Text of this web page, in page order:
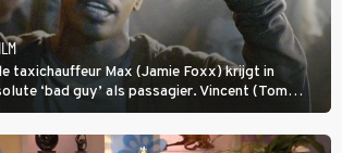
taxichauffeur Max (Jamie Foxx) krijgt in
‘bad guy’ als passagier. Vincent (Tom
om hem de stad door te loodsen om een